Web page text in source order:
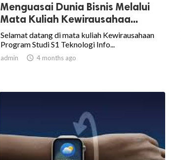
Menguasai Dunia Bisnis Melalui
Mata Kuliah Kewirausahaa...
Selamat datang di mata kuliah Kewirausahaan
Program Studi S1 Teknologi Info...
admin  4 months ago